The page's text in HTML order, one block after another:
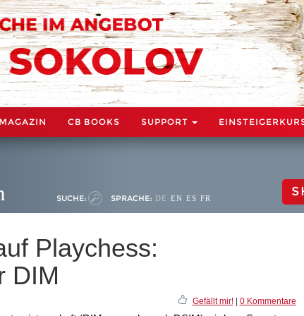
CB BOOKS SUPPORT
SUCHE: SPRACHE: DE EN ES FR
Playchess:
DIM
Gefällt mir!| 0 Kommentare